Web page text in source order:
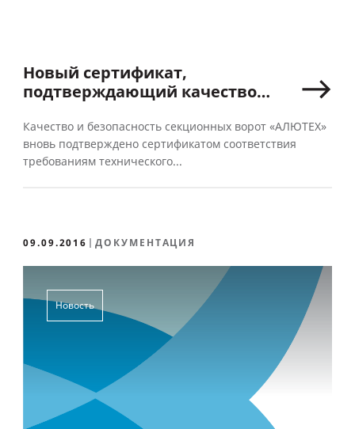
Новый сертификат,
подтверждающий качество
Качество и безопасность секционных ворот «АЛЮТЕХ»
вновь подтверждено сертификатом соответствия
требованиям технического...
09.09.2016 ДОКУМЕНТАЦИЯ
Новость